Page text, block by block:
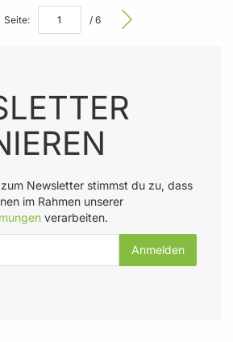
Seite: / 6
Newsletter stimmst du zu, dass
im Rahmen unserer
verarbeiten.